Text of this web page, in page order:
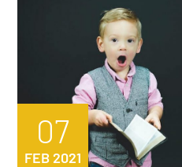
07
FEB 2021